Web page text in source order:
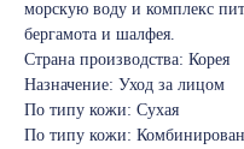
морскую воду и комплекс
бергамота и шалфея.
Страна производства: Корея
Назначение: Уход за лицом
По типу кожи: Сухая
По типу кожи: